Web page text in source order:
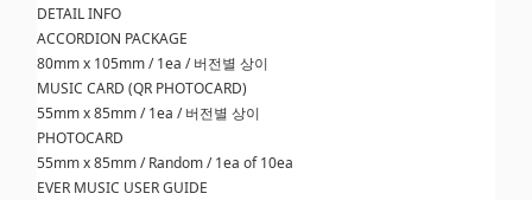
DETAIL INFO
ACCORDION PACKAGE
80mm x 105mm / 1ea / 버전별 상이
MUSIC CARD (QR PHOTOCARD)
55mm x 85mm / 1ea / 버전별 상이
PHOTOCARD
55mm x 85mm / Random / 1ea of 10ea
EVER MUSIC USER GUIDE